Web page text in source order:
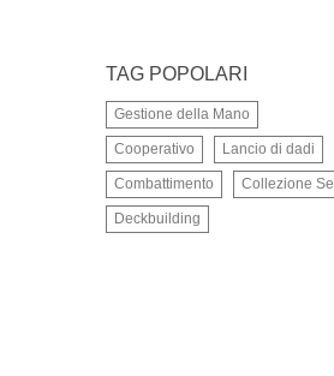
TAG POPOLARI
Gestione della Mano
Cooperativo Lancio di dadi
Combattimento Collezione
Deckbuilding